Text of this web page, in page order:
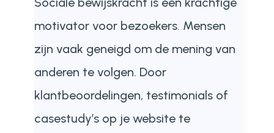
motivator voor bezoekers. Mensen
zijn vaak geneigd om de mening van
anderen te volgen. Door
klantbeoordelingen, testimonials of
casestudy’s op je website te